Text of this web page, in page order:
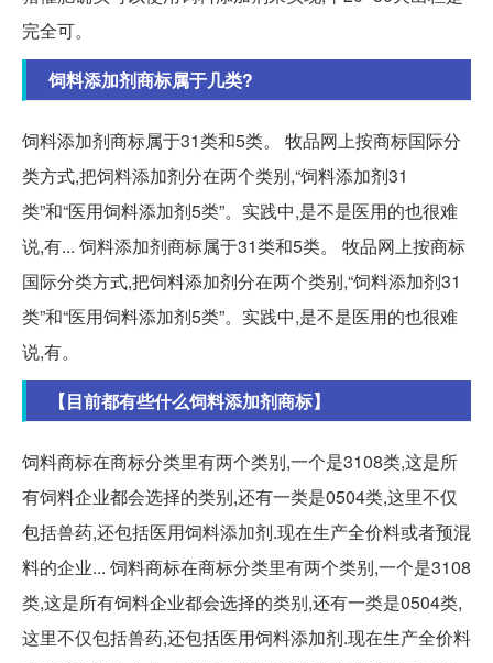
完全可。
饲料添加剂商标属于几类?
饲料添加剂商标属于31类和5类。 牧品网上按商标国际分
类方式,把饲料添加剂分在两个类别,“饲料添加剂31
类”和“医用饲料添加剂5类”。实践中,是不是医用的也很难
说,有... 饲料添加剂商标属于31类和5类。 牧品网上按商标
国际分类方式,把饲料添加剂分在两个类别,“饲料添加剂31
类”和“医用饲料添加剂5类”。实践中,是不是医用的也很难
说,有。
【目前都有些什么饲料添加剂商标】
饲料商标在商标分类里有两个类别,一个是3108类,这是所
有饲料企业都会选择的类别,还有一类是0504类,这里不仅
包括兽药,还包括医用饲料添加剂.现在生产全价料或者预混
料的企业... 饲料商标在商标分类里有两个类别,一个是3108
类,这是所有饲料企业都会选择的类别,还有一类是0504类,
这里不仅包括兽药,还包括医用饲料添加剂.现在生产全价料